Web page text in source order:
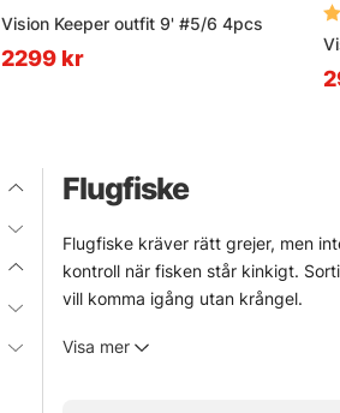
Vision Keeper outfit 9' #5/6 4pcs
2299 kr
Flugfiske
Flugfiske kräver rätt grejer, men
kontroll när fisken står kinkigt.
vill komma igång utan krångel.
start. Märken som Vision, Simms,
Visa mer